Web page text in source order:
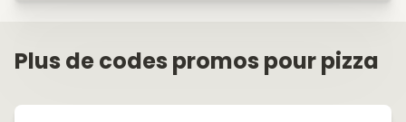
Plus de codes promos pour pizza